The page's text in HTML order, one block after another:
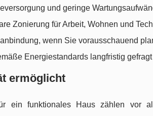
und geringe
Zonierung für Arbeit, Wohnen und
wenn Sie vorausschauend
Energiestandards langfristig
ermöglicht
ein funktionales Haus zählen vor